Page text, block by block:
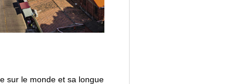
sur le monde et sa longue